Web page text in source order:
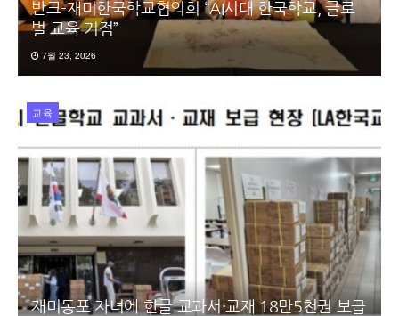
반크-재미한국학교협의회 “AI시대 한국학교, 글로
벌 교육 거점”
7월 23, 2026
교육
재미동포 자녀에 한글 교과서·교재 18만5천권 보급